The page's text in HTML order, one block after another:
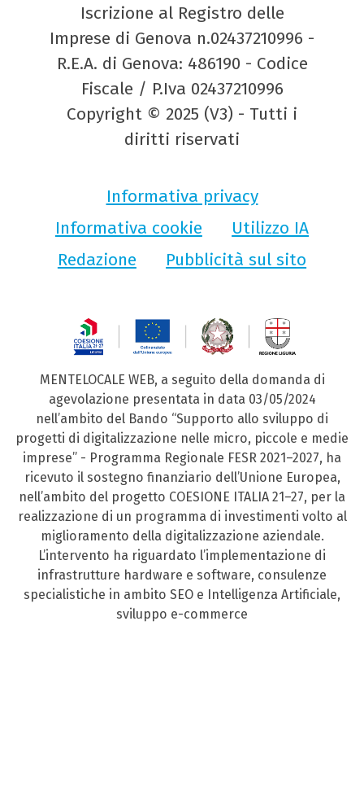
Iscrizione al Registro delle
Imprese di Genova n.02437210996 -
R.E.A. di Genova: 486190 - Codice
Fiscale / P.Iva 02437210996
Copyright © 2025 (V3) - Tutti i
diritti riservati
Informativa privacy
Informativa cookie
Utilizzo IA
Redazione
Pubblicità sul sito
MENTELOCALE WEB, a seguito della domanda di
agevolazione presentata in data 03/05/2024
nell’ambito del Bando “Supporto allo sviluppo di
progetti di digitalizzazione nelle micro, piccole e medie
imprese” - Programma Regionale FESR 2021–2027, ha
ricevuto il sostegno finanziario dell’Unione Europea,
nell’ambito del progetto COESIONE ITALIA 21–27, per la
realizzazione di un programma di investimenti volto al
miglioramento della digitalizzazione aziendale.
L’intervento ha riguardato l’implementazione di
infrastrutture hardware e software, consulenze
specialistiche in ambito SEO e Intelligenza Artificiale,
sviluppo e-commerce